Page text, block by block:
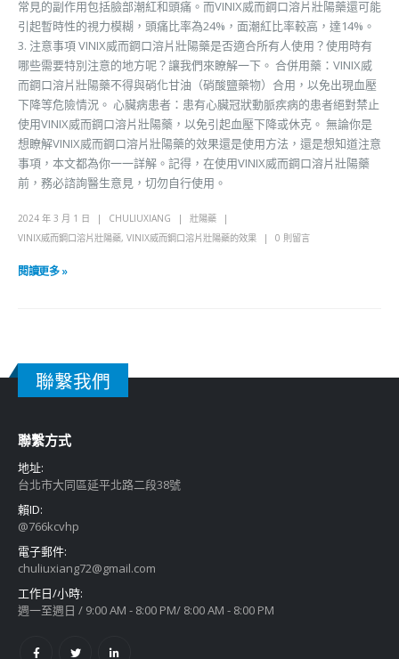
常見的副作用包括臉部潮紅和頭痛。而VINIX威而鋼口溶片壯陽藥還可能
引起暫時性的視力模糊，頭痛比率為24%，面潮紅比率較高，達14%。
3. 注意事項 VINIX威而鋼口溶片壯陽藥是否適合所有人使用？使用時有
哪些需要特別注意的地方呢？讓我們來瞭解一下。 合併用藥：VINIX威
而鋼口溶片壯陽藥不得與硝化甘油（硝酸鹽藥物）合用，以免出現血壓
下降等危險情況。 心臟病患者：患有心臟冠狀動脈疾病的患者絕對禁止
使用VINIX威而鋼口溶片壯陽藥，以免引起血壓下降或休克。 無論你是
想瞭解VINIX威而鋼口溶片壯陽藥的效果還是使用方法，還是想知道注意
事項，本文都為你一一詳解。記得，在使用VINIX威而鋼口溶片壯陽藥
前，務必諮詢醫生意見，切勿自行使用。
2024 年 3 月 1 日 CHULIUXIANG
壯陽藥
VINIX威而鋼口溶片壯陽藥, VINIX威而鋼口溶片壯陽藥的效果 0 則留言
閱讀更多 »
聯繫我們
聯繫方式
地址:
台北市大同區延平北路二段38號
賴ID:
@766kcvhp
電子郵件:
chuliuxiang72@gmail.com
工作日/小時:
週一至週日 / 9:00 AM - 8:00 PM/ 8:00 AM - 8:00 PM